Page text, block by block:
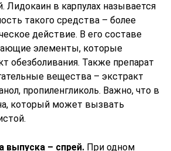
Лидокаин в карпулах называется
такого средства – более
действие. В его составе
элементы, которые
обезболивания. Также препарат
вещества – экстракт
пропиленгликоль. Важно, что в
который может вызвать
– спрей. При одном